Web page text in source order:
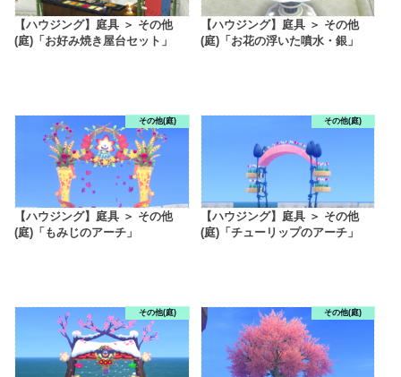
【ハウジング】庭具 ＞ その他
(庭)「お好み焼き屋台セット」
【ハウジング】庭具 ＞ その他
(庭)「お花の浮いた噴水・銀」
その他(庭)
【ハウジング】庭具 ＞ その他
(庭)「もみじのアーチ」
その他(庭)
【ハウジング】庭具 ＞ その他
(庭)「チューリップのアーチ」
その他(庭) その他(庭)